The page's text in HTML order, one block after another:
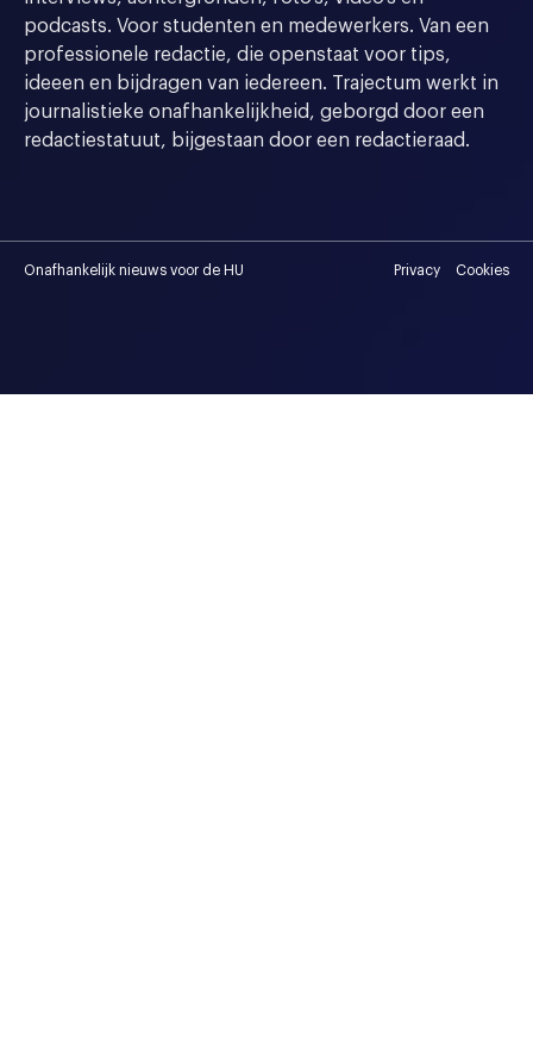
podcasts. Voor studenten en medewerkers. Van een
professionele redactie, die openstaat voor tips,
ideeen en bijdragen van iedereen. Trajectum werkt in
journalistieke onafhankelijkheid, geborgd door een
redactiestatuut, bijgestaan door een redactieraad.
Onafhankelijk nieuws voor de HU Privacy Cookies